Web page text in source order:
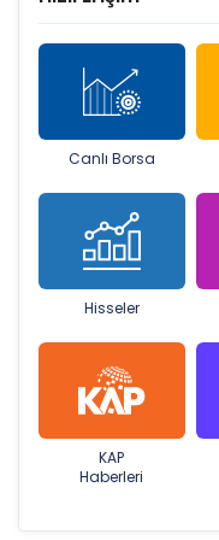
Canlı Borsa
Hisseler
KAP
Haberleri